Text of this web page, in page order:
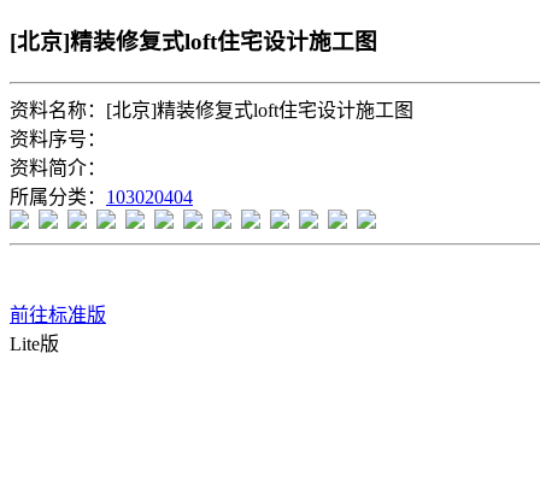
[北京]精装修复式loft住宅设计施工图
资料名称：[北京]精装修复式loft住宅设计施工图
资料序号：
资料简介：
所属分类： 103020404
前往标准版
Lite版